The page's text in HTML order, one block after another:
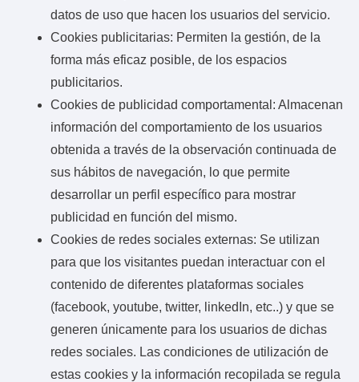
datos de uso que hacen los usuarios del servicio.
Cookies publicitarias: Permiten la gestión, de la
forma más eficaz posible, de los espacios
publicitarios.
Cookies de publicidad comportamental: Almacenan
información del comportamiento de los usuarios
obtenida a través de la observación continuada de
sus hábitos de navegación, lo que permite
desarrollar un perfil específico para mostrar
publicidad en función del mismo.
Cookies de redes sociales externas: Se utilizan
para que los visitantes puedan interactuar con el
contenido de diferentes plataformas sociales
(facebook, youtube, twitter, linkedIn, etc..) y que se
generen únicamente para los usuarios de dichas
redes sociales. Las condiciones de utilización de
estas cookies y la información recopilada se regula